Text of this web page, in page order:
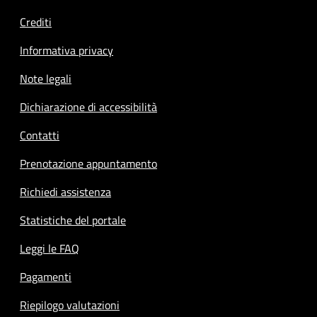
Crediti
Informativa privacy
Note legali
Dichiarazione di accessibilità
Contatti
Prenotazione appuntamento
Richiedi assistenza
Statistiche del portale
Leggi le FAQ
Pagamenti
Riepilogo valutazioni